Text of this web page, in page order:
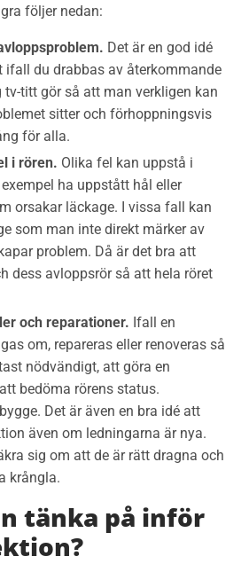
följer nedan:
Det är en god idé
ifall du drabbas av återkommande
tv-titt gör så att man verkligen kan
sitter och förhoppningsvis
för alla.
i rören. Olika fel kan uppstå i
ha uppstått hål eller
orsakar läckage. I vissa fall kan
som man inte direkt märker av
problem. Då är det bra att
dess avloppsrör så att hela röret
och reparationer. Ifall en
om, repareras eller renoveras så
nödvändigt, att göra en
bedöma rörens status.
Det är även en bra idé att
även om ledningarna är nya.
sig om att de är rätt dragna och
krångla.
tänka på inför